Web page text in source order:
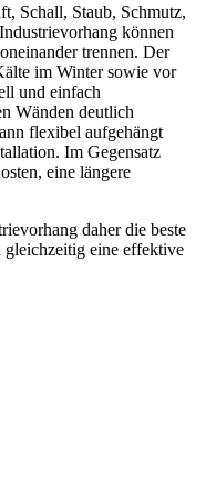
Schall, Staub, Schmutz,
können
trennen. Der
im Winter sowie vor
und einfach
Wänden deutlich
flexibel aufgehängt
Im Gegensatz
eine längere
daher die beste
eine effektive